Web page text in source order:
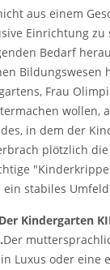
aus einem
Einrichtung zu
Bedarf
Bildungswesen
Frau
wollen,
in dem der
plötzlich
ein stabiles
Der Kindergarten
Der
Luxus oder eine